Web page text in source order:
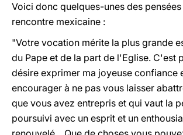
Voici donc quelques-unes des
rencontre mexicaine :
"Votre vocation mérite la plus grande
du Pape et de la part de l'Eglise. C'est
désire exprimer ma joyeuse confiance
encourager à ne pas vous laisser
que vous avez entrepris et qui vaut la
poursuivi avec un esprit et un